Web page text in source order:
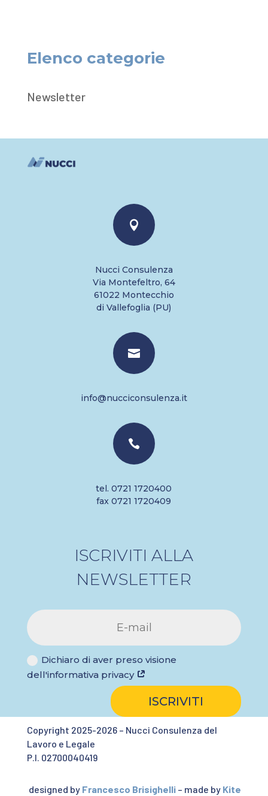
Elenco categorie
Newsletter

Nucci Consulenza
Via Montefeltro, 64
61022 Montecchio
di Vallefoglia (PU)

info@nucciconsulenza.it

tel. 0721 1720400
fax 0721 1720409
ISCRIVITI ALLA
NEWSLETTER
Dichiaro di aver preso visione
dell'informativa privacy
ISCRIVITI
Copyright 2025-2026 – Nucci Consulenza del
Lavoro e Legale
P.I. 02700040419
designed by Francesco Brisighelli – made by Kite